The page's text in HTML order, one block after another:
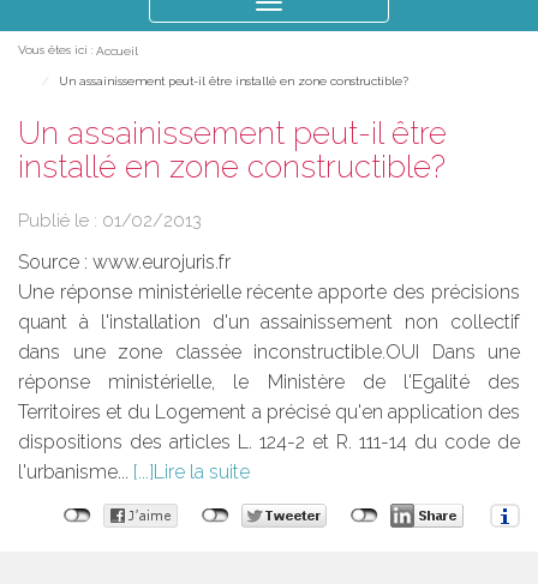
le
Vous êtes ici : Accueil
Un assainissement peut-il être installé en zone constructible?
Un assainissement peut-il être
installé en zone constructible?
Publié le : 01/02/2013
Source : www.eurojuris.fr
Une réponse ministérielle récente apporte des précisions
quant à l'installation d'un assainissement non collectif
dans une zone classée inconstructible.OUI Dans une
réponse ministérielle, le Ministère de l'Egalité des
Territoires et du Logement a précisé qu'en application des
dispositions des articles L. 124-2 et R. 111-14 du code de
l'urbanisme...
Lire la suite